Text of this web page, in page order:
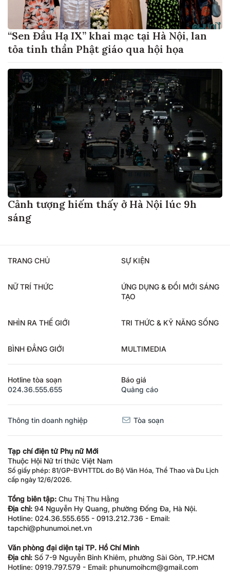
“Sen Đầu Hạ IX” khai mạc tại Hà Nội, lan
tỏa tinh thần Phật giáo qua hội họa
Cảnh tượng hiếm thấy ở Hà Nội lúc 9h
sáng
TRANG CHỦ SỰ KIỆN
NỮ TRÍ THỨC
ỨNG DỤNG & ĐỔI MỚI SÁNG
TẠO
NHÌN RA THẾ GIỚI TRI THỨC & KỸ NĂNG SỐNG
BÌNH ĐẲNG GIỚI MULTIMEDIA
Hotline tòa soạn
024.36.555.655
Báo giá
Quảng cáo
Thông tin doanh nghiệp Tòa soạn
Tạp chí điện tử Phụ nữ Mới
Thuộc Hội Nữ trí thức Việt Nam
Số giấy phép: 81/GP-BVHTTDL do Bộ Văn Hóa, Thể Thao và Du Lịch
cấp ngày 12/6/2026.
Tổng biên tập: Chu Thị Thu Hằng
Địa chỉ: 94 Nguyễn Hy Quang, phường Đống Đa, Hà Nội.
Hotline: 024.36.555.655 - 0913.212.736 - Email:
tapchi@phunumoi.net.vn
Văn phòng đại diện tại TP. Hồ Chí Minh
Địa chỉ: Số 7-9 Nguyễn Bỉnh Khiêm, phường Sài Gòn, TP.HCM
Hotline: 0919.797.579 - Email: phunumoihcm@gmail.com